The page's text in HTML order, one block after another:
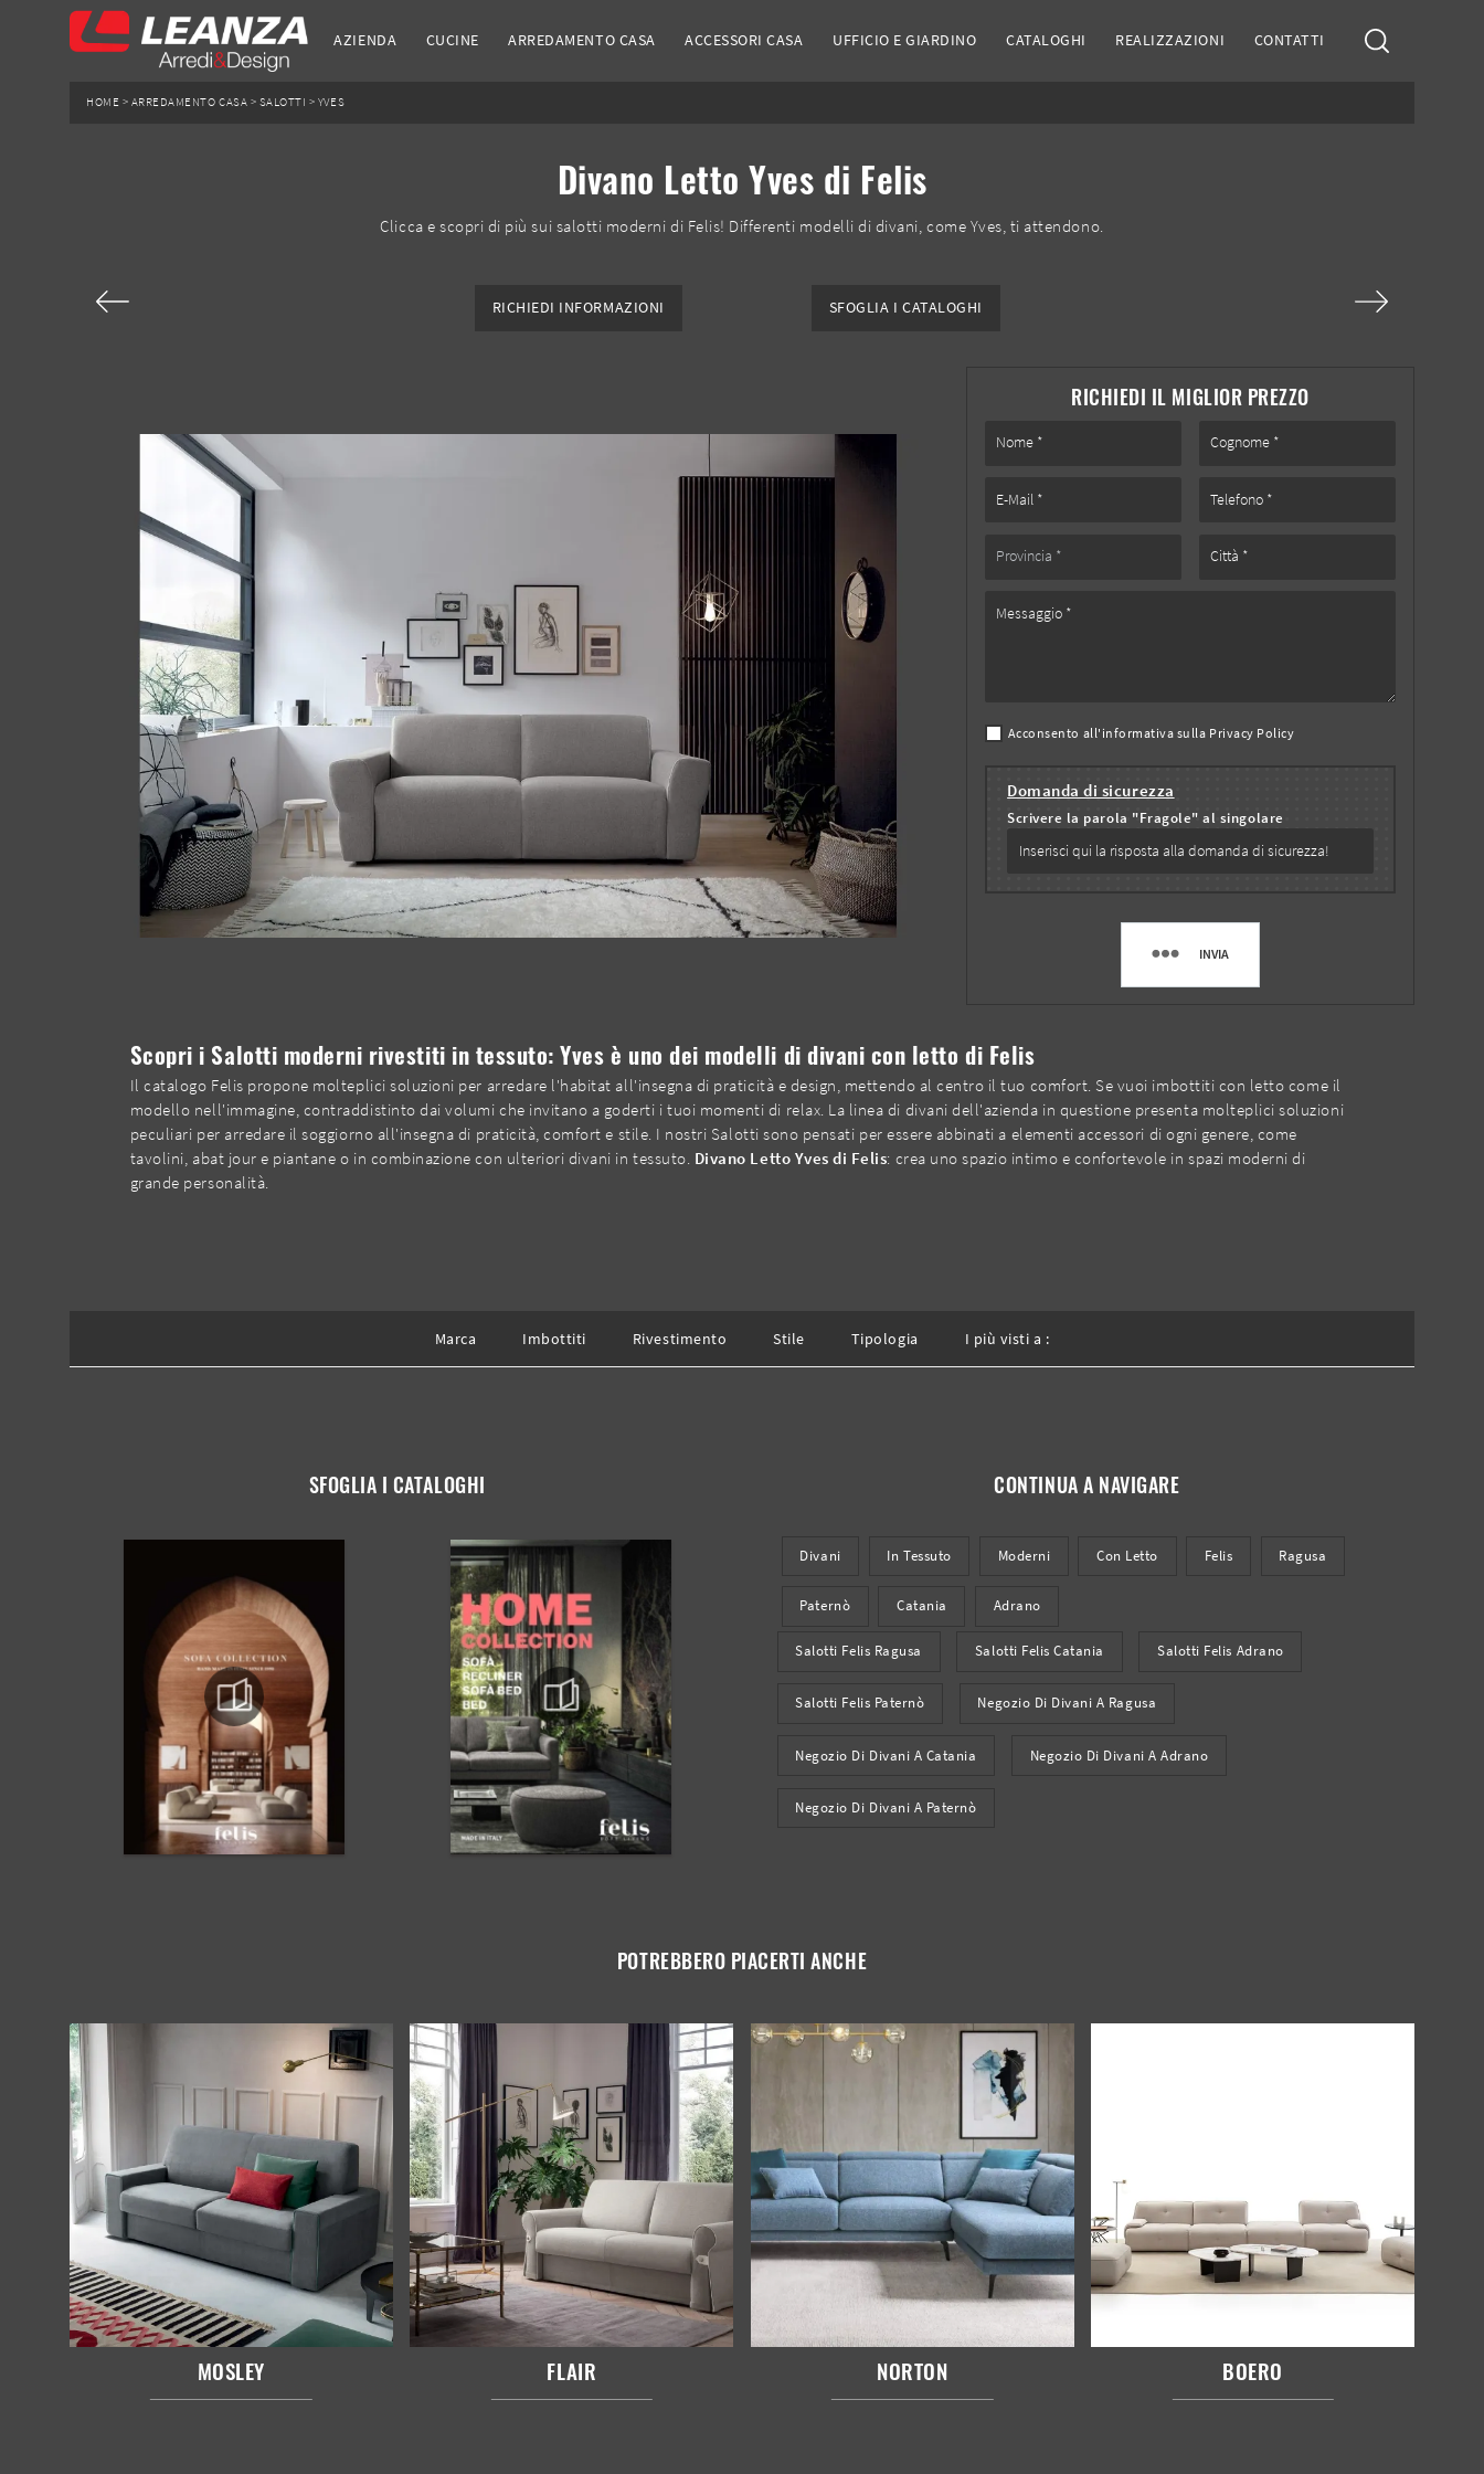
AZIENDA CUCINE ARREDAMENTO CASA ACCESSORI CASA UFFICIO E GIARDINO CATALOGHI REALIZZAZIONI CONTATTI
HOME > ARREDAMENTO CASA > SALOTTI > YVES
Divano Letto Yves di Felis
Clicca e scopri di più sui salotti moderni di Felis! Differenti modelli di divani, come Yves, ti attendono.
RICHIEDI INFORMAZIONI SFOGLIA I CATALOGHI
RICHIEDI IL MIGLIOR PREZZO
Acconsento all'informativa sulla Privacy Policy
Domanda di sicurezza
Scrivere la parola "Fragole" al singolare
INVIA
Scopri i Salotti moderni rivestiti in tessuto: Yves è uno dei modelli di divani con letto di Felis
Il catalogo Felis propone molteplici soluzioni per arredare l'habitat all'insegna di praticità e design, mettendo al centro il tuo comfort. Se vuoi imbottiti con letto come il
modello nell'immagine, contraddistinto dai volumi che invitano a goderti i tuoi momenti di relax. La linea di divani dell'azienda in questione presenta molteplici soluzioni
peculiari per arredare il soggiorno all'insegna di praticità, comfort e stile. I nostri Salotti sono pensati per essere abbinati a elementi accessori di ogni genere, come
tavolini, abat jour e piantane o in combinazione con ulteriori divani in tessuto. Divano Letto Yves di Felis: crea uno spazio intimo e confortevole in spazi moderni di
grande personalità.
Marca Imbottiti Rivestimento Stile Tipologia I più visti a :
SFOGLIA I CATALOGHI CONTINUA A NAVIGARE
Divani In Tessuto Moderni Con Letto Felis Ragusa
Paternò Catania Adrano
Salotti Felis Ragusa Salotti Felis Catania Salotti Felis Adrano
Salotti Felis Paternò Negozio Di Divani A Ragusa
Negozio Di Divani A Catania Negozio Di Divani A Adrano
Negozio Di Divani A Paternò
POTREBBERO PIACERTI ANCHE
MOSLEY FLAIR NORTON BOERO